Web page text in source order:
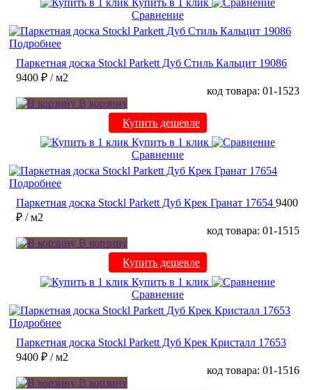
Купить в 1 клик
Сравнение
Подробнее
Паркетная доска Stockl Parkett Дуб Стиль Кальцит 19086
9400 ₽ / м2
код товара: 01-1523
В корзину
Купить дешевле
Купить в 1 клик
Сравнение
Подробнее
Паркетная доска Stockl Parkett Дуб Крек Гранат 17654 9400
₽ / м2
код товара: 01-1515
В корзину
Купить дешевле
Купить в 1 клик
Сравнение
Подробнее
Паркетная доска Stockl Parkett Дуб Крек Кристалл 17653
9400 ₽ / м2
код товара: 01-1516
В корзину